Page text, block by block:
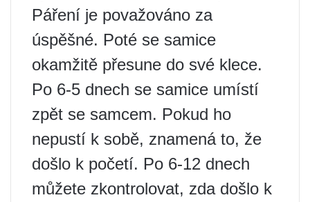
Páření je považováno za
úspěšné. Poté se samice
okamžitě přesune do své klece.
Po 6-5 dnech se samice umístí
zpět se samcem. Pokud ho
nepustí k sobě, znamená to, že
došlo k početí. Po 6-12 dnech
můžete zkontrolovat, zda došlo k